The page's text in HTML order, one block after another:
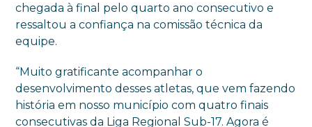
chegada à final pelo quarto ano consecutivo e
ressaltou a confiança na comissão técnica da
equipe.
“Muito gratificante acompanhar o
desenvolvimento desses atletas, que vem fazendo
história em nosso município com quatro finais
consecutivas da Liga Regional Sub-17. Agora é